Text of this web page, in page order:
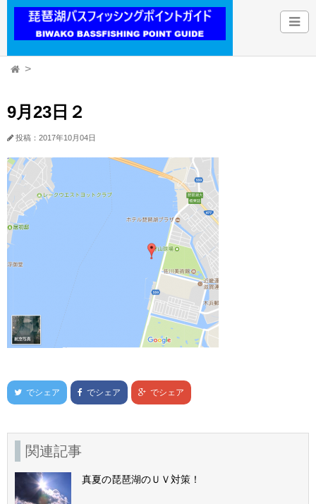
9月23日２
投稿：2017年10月04日
でシェア でシェア でシェア
関連記事
真夏の琵琶湖のＵＶ対策！